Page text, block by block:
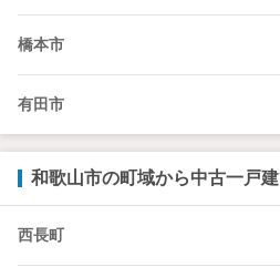
橋本市
有田市
和歌山市の町域から中古一戸
西長町